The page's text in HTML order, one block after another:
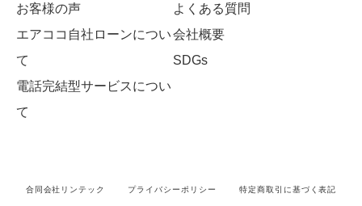
お客様の声
エアココ自社ローンについ
て
電話完結型サービスについ
て
よくある質問
会社概要
SDGs
合同会社リンテック プライバシーポリシー 特定商取引に基づく表記